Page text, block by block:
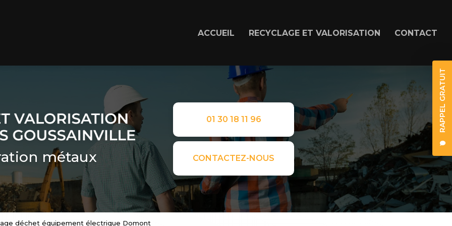
RAPPEL GRATUIT
ACCUEIL RECYCLAGE ET VALORISATION CONTACT
métaux
01 30 18 11 96
CONTACTEZ-NOUS
déchet équipement électrique Domont